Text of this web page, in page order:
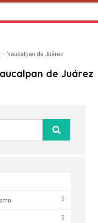
Naucalpan de Juárez
de Juárez
3
3